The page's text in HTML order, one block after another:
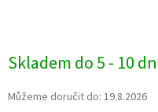
Skladem do 5 - 10
Můžeme doručit do: 19.8.2026